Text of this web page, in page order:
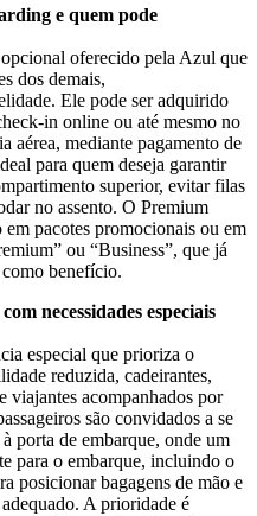
e quem pode
oferecido pela Azul que
dos demais,
Ele pode ser adquirido
online ou até mesmo no
aérea, mediante pagamento de
para quem deseja garantir
superior, evitar filas
no assento. O Premium
pacotes promocionais ou em
ou “Business”, que já
benefício.
necessidades especiais
especial que prioriza o
reduzida, cadeirantes,
viajantes acompanhados por
são convidados a se
porta de embarque, onde um
para o embarque, incluindo o
posicionar bagagens de mão e
A prioridade é